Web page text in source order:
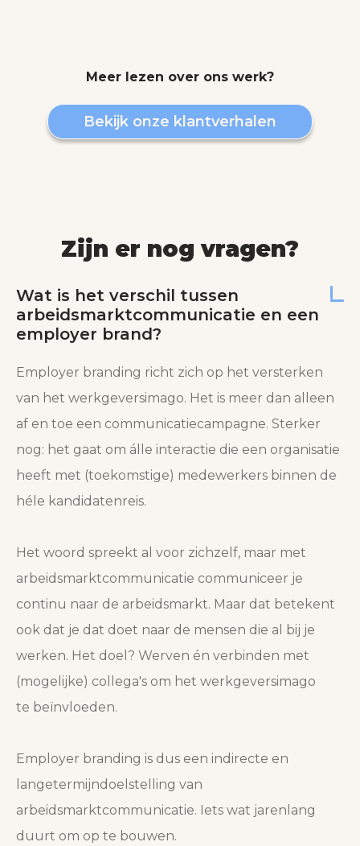
Meer lezen over ons werk?
Bekijk onze klantverhalen
Zijn er nog vragen?
Wat is het verschil tussen
arbeidsmarktcommunicatie en een
employer brand?
Employer branding richt zich op het versterken
van het werkgeversimago. Het is meer dan alleen
af en toe een communicatiecampagne. Sterker
nog: het gaat om álle interactie die een organisatie
heeft met (toekomstige) medewerkers binnen de
héle kandidatenreis.
Het woord spreekt al voor zichzelf, maar met
arbeidsmarktcommunicatie communiceer je
continu naar de arbeidsmarkt. Maar dat betekent
ook dat je dat doet naar de mensen die al bij je
werken. Het doel? Werven én verbinden met
(mogelijke) collega's om het werkgeversimago
te beïnvloeden.
Employer branding is dus een indirecte en
langetermijndoelstelling van
arbeidsmarktcommunicatie. Iets wat jarenlang
duurt om op te bouwen.